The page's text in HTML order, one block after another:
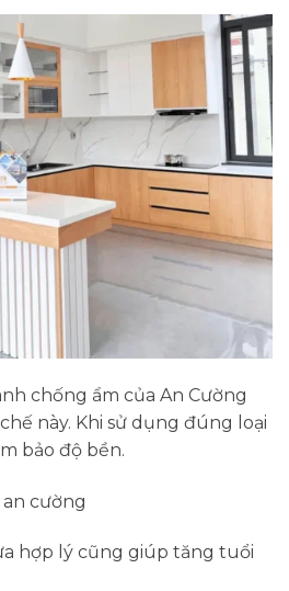
chống ẩm của An Cường
này. Khi sử dụng đúng loại
bảo độ bền.
hợp lý cũng giúp tăng tuổi